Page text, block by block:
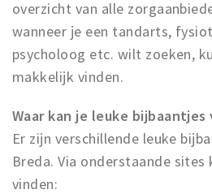
overzicht van alle
wanneer je een tandarts,
psycholoog etc. wilt zoeken,
makkelijk vinden.
Waar kan je leuke bijbaantjes
Er zijn verschillende leuke
Breda. Via onderstaande sites
vinden: